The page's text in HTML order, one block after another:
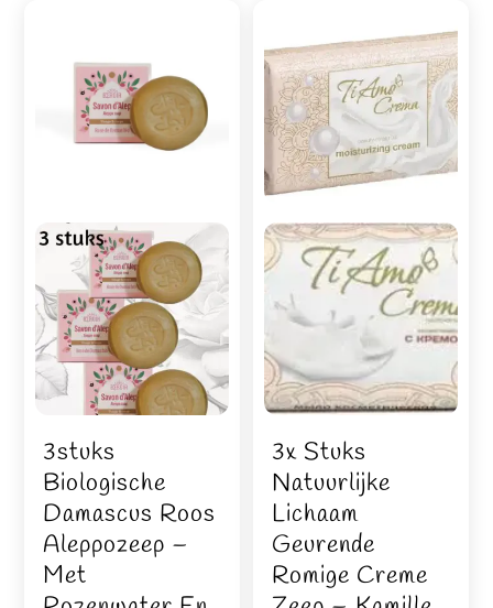
3stuks
Biologische
Damascus Roos
Aleppozeep –
Met
3x Stuks
Natuurlijke
Lichaam
Geurende
Romige Creme